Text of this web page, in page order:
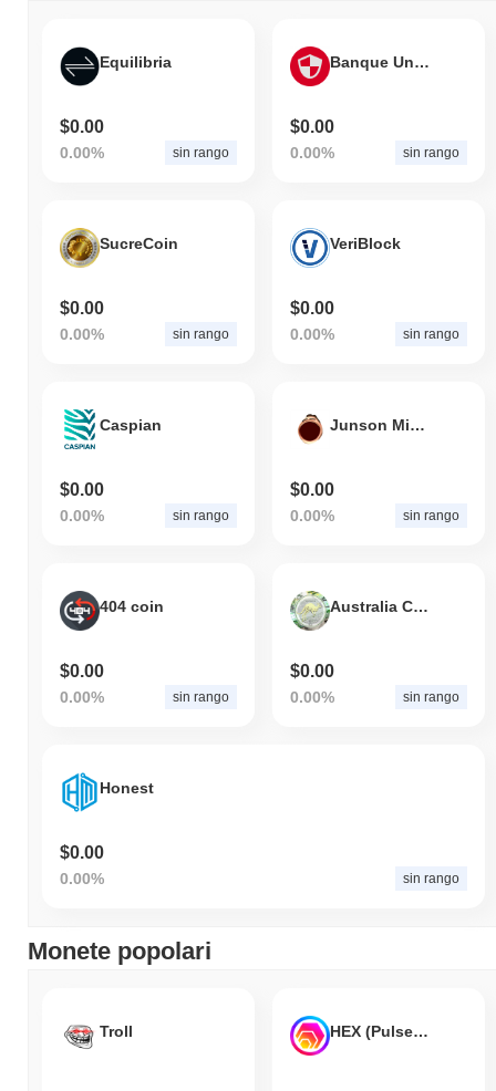
Equilibria
$0.00
0.00% sin rango
Banque Universal
$0.00
0.00% sin rango
SucreCoin
$0.00
0.00% sin rango
VeriBlock
$0.00
0.00% sin rango
Caspian
$0.00
0.00% sin rango
Junson Ming Chan Coin
$0.00
0.00% sin rango
404 coin
$0.00
0.00% sin rango
Australia Cash
$0.00
0.00% sin rango
Honest
$0.00
0.00% sin rango
Monete popolari
Troll HEX (Pulsechain)